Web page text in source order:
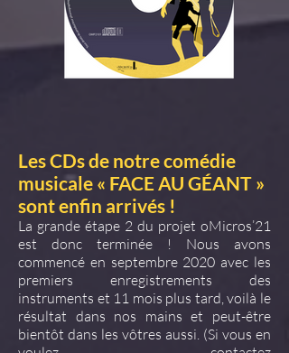
Les CDs de notre comédie
musicale « FACE AU GÉANT »
sont enfin arrivés !
La grande étape 2 du projet oMicros’21
est donc terminée ! Nous avons
commencé en septembre 2020 avec les
premiers enregistrements des
instruments et 11 mois plus tard, voilà le
résultat dans nos mains et peut-être
bientôt dans les vôtres aussi. (Si vous en